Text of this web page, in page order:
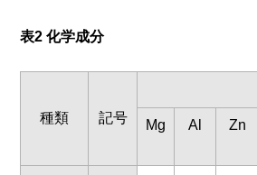
表2 化学成分
種類 記号 Mg Al Zn